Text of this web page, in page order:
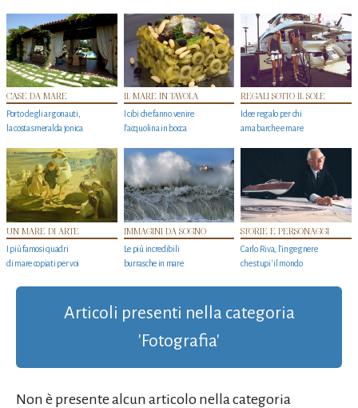
CASE DA MARE
Porto degli argonauti,
la costa smeralda jonica
IL MARE IN TAVOLA
I cibi che fanno venire
l’acquolina in bocca
REGALI SOTTO IL SOLE
Idee regalo per chi
ama barche e mare
UN MARE DI ARTE
I più famosi quadri
di mare copiati per voi
IMMAGINI DA SOGNO
Le più incredibili
burrasche in mare
STORIE E PERSONAGGI
Carlo Riva, l’ingegnere
che stupi' il mondo
Articoli presenti nella categoria
'Fotografia'
Non è presente alcun articolo nella categoria